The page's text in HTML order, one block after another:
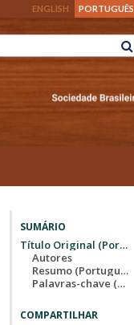
ENGLISH PORTUGUÊS
SUMÁRIO
Título Original (Português)
Autores
Resumo (Português)
Palavras-chave (Português)
COMPARTILHAR